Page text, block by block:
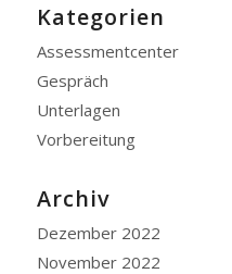
Kategorien
Assessmentcenter
Gespräch
Unterlagen
Vorbereitung
Archiv
Dezember 2022
November 2022